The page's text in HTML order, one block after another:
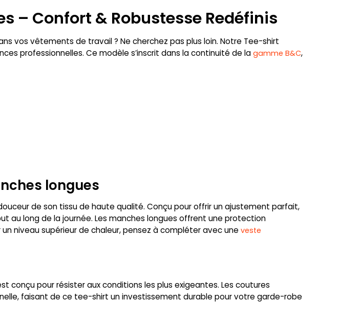
– Confort & Robustesse Redéfinis
vos vêtements de travail ? Ne cherchez pas plus loin. Notre Tee-shirt
professionnelles. Ce modèle s’inscrit dans la continuité de la gamme B&C,
longues
de son tissu de haute qualité. Conçu pour offrir un ajustement parfait,
au long de la journée. Les manches longues offrent une protection
niveau supérieur de chaleur, pensez à compléter avec une veste
conçu pour résister aux conditions les plus exigeantes. Les coutures
faisant de ce tee-shirt un investissement durable pour votre garde-robe